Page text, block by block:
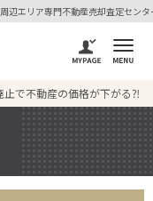
辺エリア専門不動産売却査定セン
止で不動産の価格が下がる⁈